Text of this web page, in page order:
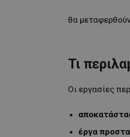
θα
Τι
Οι εργασίες
έργα